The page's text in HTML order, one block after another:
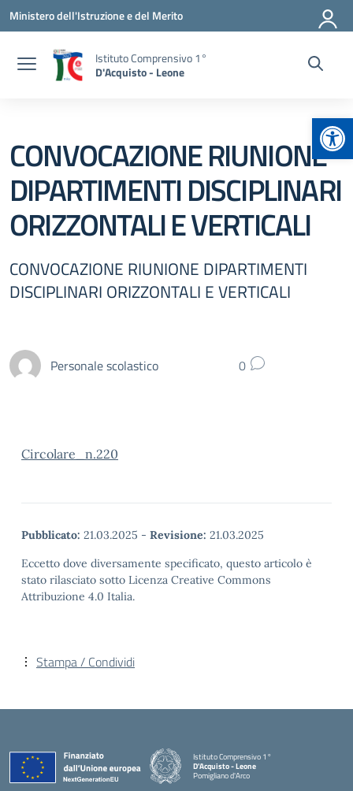
Vai ai contenuti
Vai al menu di navigazione
Vai al footer
Ministero dell'Istruzione e del Merito
Istituto Comprensivo 1°
D'Acquisto - Leone
CONVOCAZIONE RIUNIONE
DIPARTIMENTI DISCIPLINARI
ORIZZONTALI E VERTICALI
CONVOCAZIONE RIUNIONE DIPARTIMENTI
DISCIPLINARI ORIZZONTALI E VERTICALI
Personale scolastico 0
Circolare_n.220
Pubblicato: 21.03.2025 - Revisione: 21.03.2025
Eccetto dove diversamente specificato, questo articolo è
stato rilasciato sotto Licenza Creative Commons
Attribuzione 4.0 Italia.
Stampa / Condividi
Istituto Comprensivo 1°
D'Acquisto - Leone
Pomigliano d'Arco
— Visita la pagina iniziale della scuola